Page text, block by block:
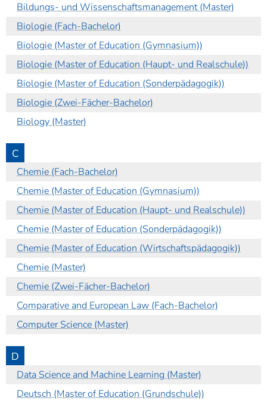
Bildungs- und Wissenschaftsmanagement (Master)
Biologie (Fach-Bachelor)
Biologie (Master of Education (Gymnasium))
Biologie (Master of Education (Haupt- und Realschule))
Biologie (Master of Education (Sonderpädagogik))
Biologie (Zwei-Fächer-Bachelor)
Biology (Master)
C
Chemie (Fach-Bachelor)
Chemie (Master of Education (Gymnasium))
Chemie (Master of Education (Haupt- und Realschule))
Chemie (Master of Education (Sonderpädagogik))
Chemie (Master of Education (Wirtschaftspädagogik))
Chemie (Master)
Chemie (Zwei-Fächer-Bachelor)
Comparative and European Law (Fach-Bachelor)
Computer Science (Master)
D
Data Science and Machine Learning (Master)
Deutsch (Master of Education (Grundschule))